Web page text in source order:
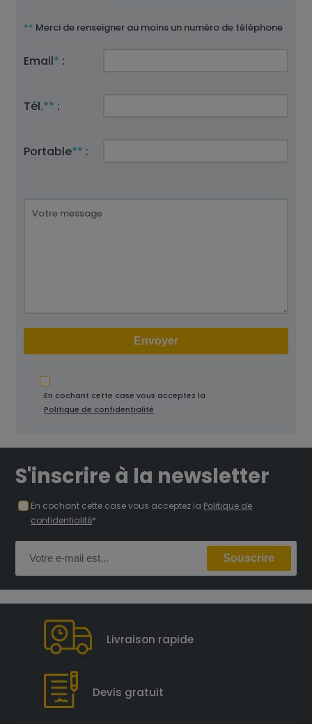
** Merci de renseigner au moins un numéro de téléphone
Email* :
Tél.** :
Portable** :
En cochant cette case vous acceptez la
Politique de confidentialité
S'inscrire à la newsletter
En cochant cette case vous acceptez la Politique de
confidentialité*
Livraison rapide
Devis gratuit